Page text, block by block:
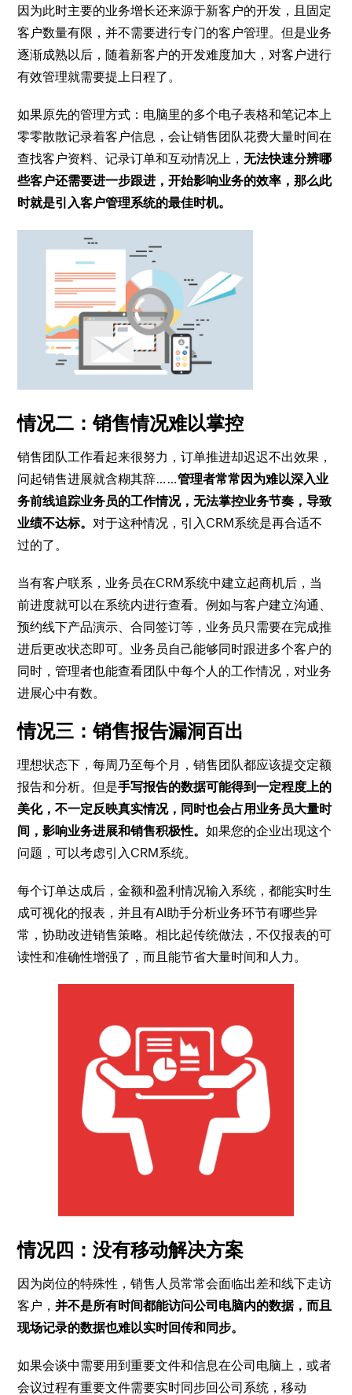
因为此时主要的业务增长还来源于新客户的开发，且固定
客户数量有限，并不需要进行专门的客户管理。但是业务
逐渐成熟以后，随着新客户的开发难度加大，对客户进行
有效管理就需要提上日程了。
如果原先的管理方式：电脑里的多个电子表格和笔记本上
零零散散记录着客户信息，会让销售团队花费大量时间在
查找客户资料、记录订单和互动情况上，无法快速分辨哪
些客户还需要进一步跟进，开始影响业务的效率，那么此
时就是引入客户管理系统的最佳时机。
情况​二：销售情况难以掌控
销售团队工作看起来很努力，订单推进却迟迟不出效果，
问起销售进展就含糊其辞……管理者常常因为难以深入业
务前线追踪业务员的工作情况，无法掌控业务节奏，导致
业绩不达标。 对于这种情况，引入CRM系统是再合适不
过的了。
当有客户联系，业务员在CRM系统中建立起商机后，当
前进度就可以在系统内进行查看。例如与客户建立沟通、
预约线下产品演示、合同签订等，业务员只需要在完成推
进后更改状态即可。业务员自己能够同时跟进多个客户的
同时，管理者也能查看团队中每个人的工作情况，对业务
进展心中有数。​
情况三：销售报告漏洞百出
理想状态下，每周乃至每个月，销售团队都应该提交定额
报告和分析。但是手写报告的数据可能得到一定程度上的
美化，不一定反映真实情况，同时也会占用业务员大量时
间，影响业务进展和销售积极性。如果您的企业出现这个
问题，可以考虑引入CRM系统。
每个订单达成后，金额和盈利情况输入系统，都能实时生
成可视化的报表，并且有AI助手分析业务环节有哪些异
常，协助改进销售策略。相比起传统做法，不仅报表的可
读性和准确性增强了，而且能节省大量时间和人力。
情况四：没有移动解决方案
因为岗位的特殊性，销售人员常常会面临出差和线下走访
客户，并不是所有时间都能访问公司电脑内的数据，而且
现场记录的数据也难以实时回传和同步。
如果会谈中需要用到重要文件和信息在公司电脑上，或者
会议过程有重要文件需要实时同步回公司系统，移动